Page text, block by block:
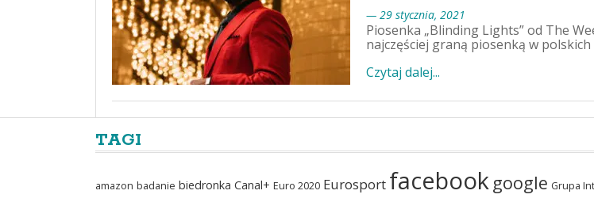
— 29 stycznia, 2021
Piosenka „Blinding Lights” od The
najczęściej graną piosenką w polskich
Czytaj dalej...
TAGI
amazon badanie biedronka Canal+ Euro 2020 Eurosport facebook google Grupa